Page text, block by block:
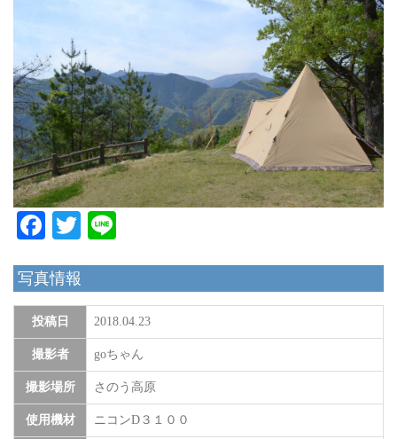
Facebook
Twitter
写真情報
投稿日 2018.04.23
撮影者 goちゃん
撮影場所 さのう高原
使用機材 ニコンD３１００